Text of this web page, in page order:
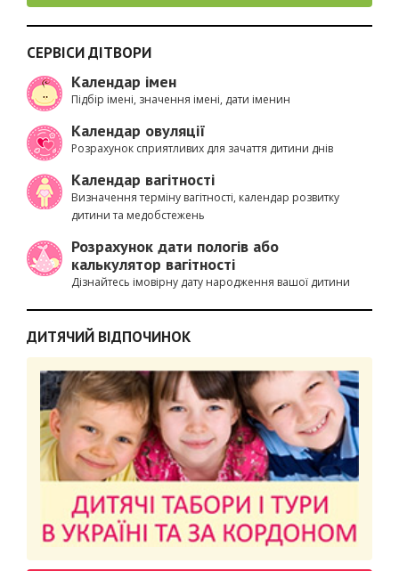
СЕРВІСИ ДІТВОРИ
Календар імен
Підбір імені, значення імені, дати іменин
Календар овуляції
Розрахунок сприятливих для зачаття дитини днів
Календар вагітності
Визначення терміну вагітності, календар розвитку
дитини та медобстежень
Розрахунок дати пологів або
калькулятор вагітності
Дізнайтесь імовірну дату народження вашої дитини
ДИТЯЧИЙ ВІДПОЧИНОК